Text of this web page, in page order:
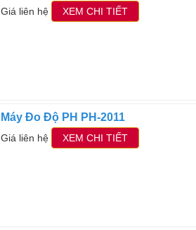
Giá liên hệ XEM CHI TIẾT
Máy Đo Độ PH PH-2011
Giá liên hệ XEM CHI TIẾT